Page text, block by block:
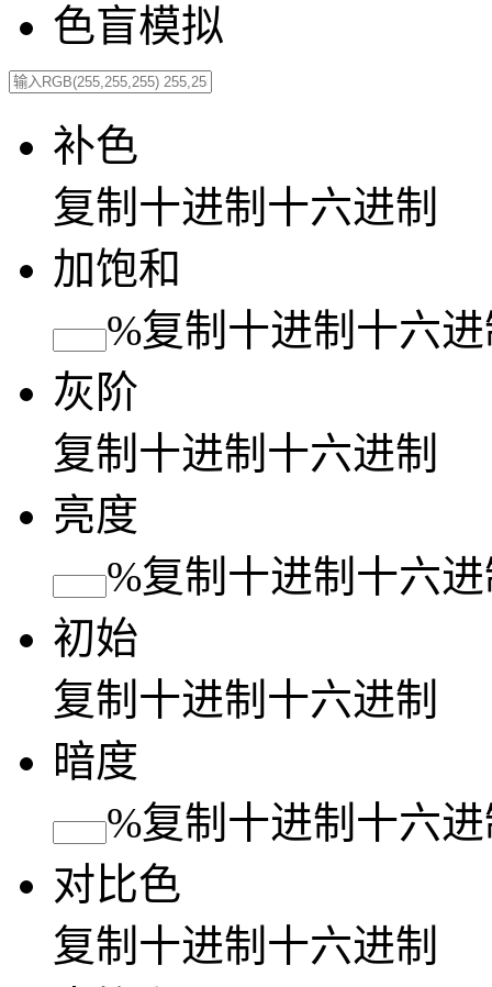
色盲模拟
补色
复制 十进制 十六进制
加饱和
%复制 十进制 十六
灰阶
复制 十进制 十六进制
亮度
%复制 十进制 十六
初始
复制 十进制 十六进制
暗度
%复制 十进制 十六
对比色
复制 十进制 十六进制